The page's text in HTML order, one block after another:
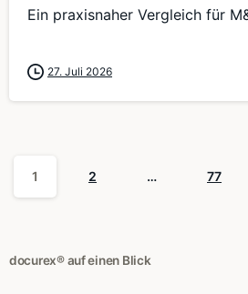
Ein praxisnaher Vergleich für
27. Juli 2026
1 2 … 77
docurex® auf einen Blick